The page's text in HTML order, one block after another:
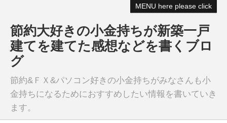
MENU here please click
節約大好きの小金持ちが新築一戸
建てを建てた感想などを書くブロ
グ
節約&ＦＸ&パソコン好きの小金持ちがみなさんも小
金持ちになるためにおすすめしたい情報を書いていき
ます。